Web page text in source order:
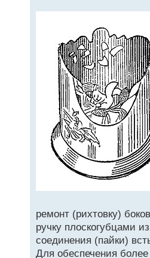
ремонт (рихтовку)
ручку плоскогубцами
соединения (пайки)
Для обеспечения более